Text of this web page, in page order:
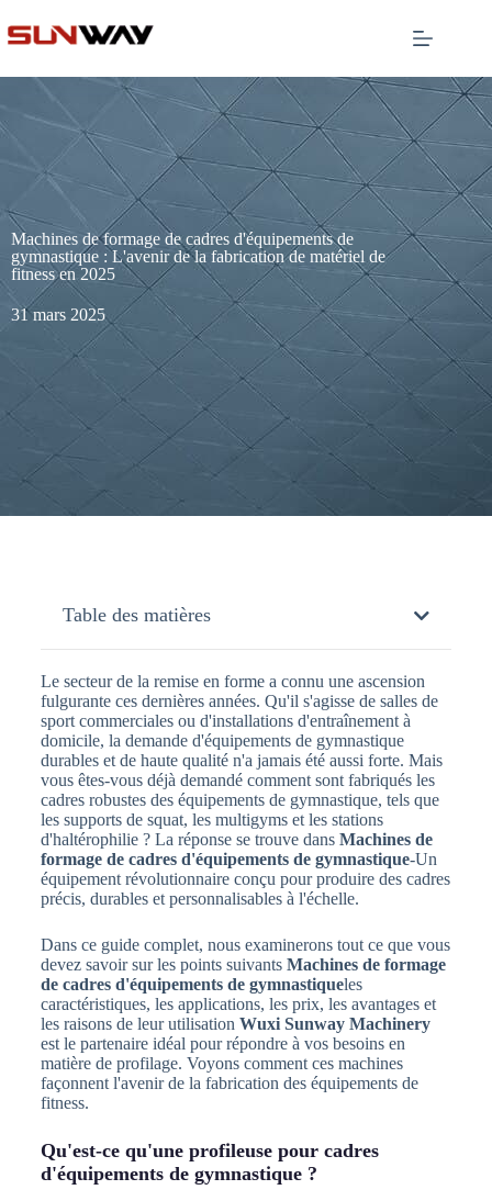
Machines de formage de cadres d'équipements de
gymnastique : L'avenir de la fabrication de matériel de
fitness en 2025
31 mars 2025
Table des matières
Le secteur de la remise en forme a connu une ascension
fulgurante ces dernières années. Qu'il s'agisse de salles de
sport commerciales ou d'installations d'entraînement à
domicile, la demande d'équipements de gymnastique
durables et de haute qualité n'a jamais été aussi forte. Mais
vous êtes-vous déjà demandé comment sont fabriqués les
cadres robustes des équipements de gymnastique, tels que
les supports de squat, les multigyms et les stations
d'haltérophilie ? La réponse se trouve dans Machines de
formage de cadres d'équipements de gymnastique-Un
équipement révolutionnaire conçu pour produire des cadres
précis, durables et personnalisables à l'échelle.
Dans ce guide complet, nous examinerons tout ce que vous
devez savoir sur les points suivants Machines de formage
de cadres d'équipements de gymnastiqueles
caractéristiques, les applications, les prix, les avantages et
les raisons de leur utilisation Wuxi Sunway Machinery
est le partenaire idéal pour répondre à vos besoins en
matière de profilage. Voyons comment ces machines
façonnent l'avenir de la fabrication des équipements de
fitness.
Qu'est-ce qu'une profileuse pour cadres
d'équipements de gymnastique ?